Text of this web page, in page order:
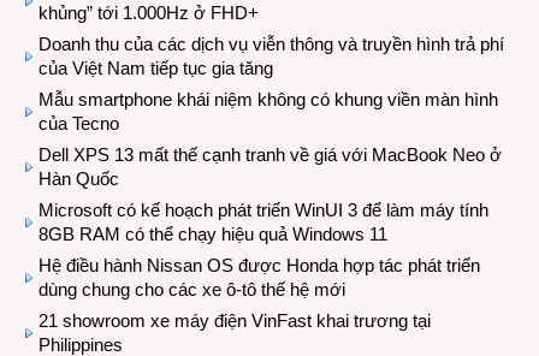
khủng” tới 1.000Hz ở FHD+
Doanh thu của các dịch vụ viễn thông và truyền hình trả phí
của Việt Nam tiếp tục gia tăng
Mẫu smartphone khái niệm không có khung viền màn hình
của Tecno
Dell XPS 13 mất thế cạnh tranh về giá với MacBook Neo ở
Hàn Quốc
Microsoft có kế hoạch phát triển WinUI 3 để làm máy tính
8GB RAM có thể chạy hiệu quả Windows 11
Hệ điều hành Nissan OS được Honda hợp tác phát triển
dùng chung cho các xe ô-tô thế hệ mới
21 showroom xe máy điện VinFast khai trương tại
Philippines